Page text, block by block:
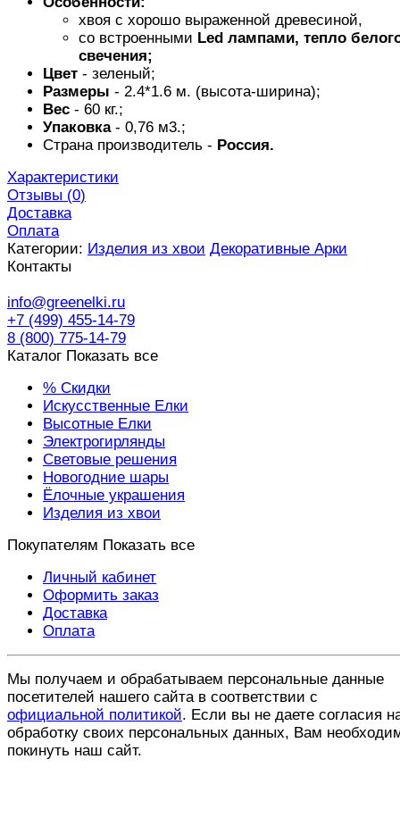
хвоя с хорошо выраженной древесиной,
со встроенными Led лампами, тепло
свечения;
Цвет - зеленый;
Размеры - 2.4*1.6 м. (высота-ширина);
Вес - 60 кг.;
Упаковка- 0,76 м3.;
Страна производитель - Россия.
Характеристики
Отзывы (0)
Доставка
Оплата
Категории: Изделия из хвои Декоративные Арки
Контакты
info@greenelki.ru
+7 (499) 455-14-79
8 (800) 775-14-79
Каталог Показать все
% Скидки
Искусственные Елки
Высотные Елки
Электрогирлянды
Световые решения
Новогодние шары
Ёлочные украшения
Изделия из хвои
Покупателям Показать все
Личный кабинет
Оформить заказ
Доставка
Оплата
Мы получаем и обрабатываем персональные данные
посетителей нашего сайта в соответствии с
официальной политикой. Если вы не даете согласия
обработку своих персональных данных, Вам
покинуть наш сайт.